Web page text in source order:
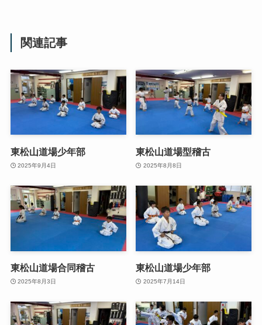
関連記事
東松山道場少年部
2025年9月4日
東松山道場型稽古
2025年8月8日
東松山道場合同稽古
2025年8月3日
東松山道場少年部
2025年7月14日